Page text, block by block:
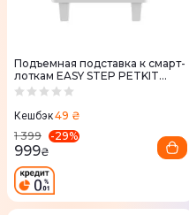
Подъемная подставка к смарт-
лоткам EASY STEP PETKIT
P9225
Кешбэк49 ₴
1 399
-29%
999₴